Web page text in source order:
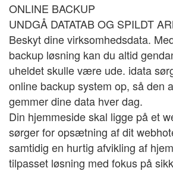
ONLINE BACKUP
UNDGÅ DATATAB OG SPILDT
Beskyt dine virksomhedsdata.
backup løsning kan du altid
uheldet skulle være ude. idata
online backup system op, så den
gemmer dine data hver dag.
Din hjemmeside skal ligge på et
sørger for opsætning af dit
samtidig en hurtig afvikling af
tilpasset løsning med fokus på